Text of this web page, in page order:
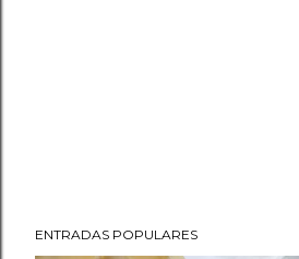
ENTRADAS POPULARES